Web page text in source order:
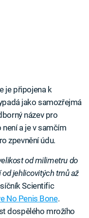
je připojena k
jako samozřejmá
název pro
a je v samčím
zpevnění údu.
od milimetru do
jehlicovitých trnů až
Scientific
No Penis Bone.
dospělého mrožího